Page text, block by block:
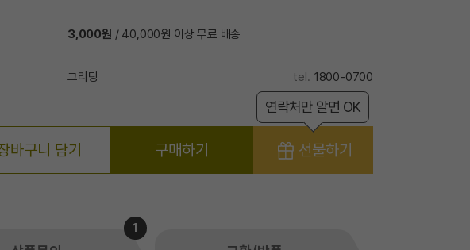
3,000원 / 40,000원 이상 무료 배송
그리팅 1800-0700
바구니 담기 구매하기 선물하기
연락처만 알면 OK
1